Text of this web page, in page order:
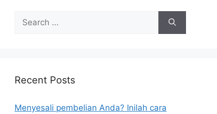
for:
Recent Posts
Menyesali pembelian Anda? Inilah cara